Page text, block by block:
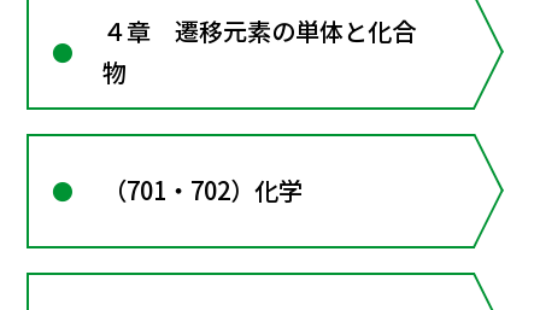
４章 遷移元素の単体と化合
物
（701・702）化学